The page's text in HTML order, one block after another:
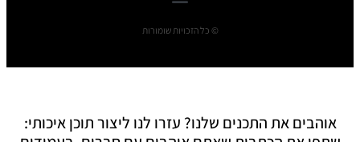
© כל הזכויות שומורות
אוהבים את התכנים שלנו? עזרו לנו ליצור תוכן איכותי: